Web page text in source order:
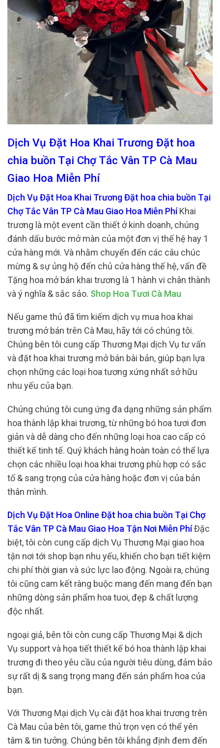
Dịch Vụ Đặt Hoa Khai Trương Đặt hoa
chia buồn Tại Chợ Tắc Vân TP Cà Mau
Giao Hoa Miễn Phí
Dịch Vụ Đặt Hoa Khai Trương Đặt hoa chia buồn Tại
Chợ Tắc Vân TP Cà Mau Giao Hoa Miễn PhíKhai
trương là một event cần thiết ở kinh doanh, chúng
đánh dấu bước mở màn của một đơn vị thế hệ hay 1
cửa hàng mới. Và nhằm chuyển đến các câu chúc
mừng & sự ủng hộ đến chủ cửa hàng thế hệ, vấn đề
Tặng hoa mở bán khai trương là 1 hành vi chân thành
và ý nghĩa & sắc sảo. Shop Hoa Tươi Cà Mau
Nếu game thủ đã tìm kiếm dịch vụ mua hoa khai
trương mở bán trên Cà Mau, hãy tới có chúng tôi.
Chúng bên tôi cung cấp Thương Mại dịch Vụ tư vấn
và đặt hoa khai trương mở bán bài bản, giúp bạn lựa
chọn những các loại hoa tương xứng nhất sở hữu
nhu yếu của bạn.
Chúng chúng tôi cung ứng đa dạng những sản phẩm
hoa thành lập khai trương, từ những bó hoa tươi đơn
giản và dễ dàng cho đến những loại hoa cao cấp có
thiết kế tinh tế. Quý khách hàng hoàn toàn có thể lựa
chọn các nhiều loại hoa khai trương phù hợp có sắc
tố & sang trọng của cửa hàng hoặc đơn vị của bản
thân mình.
Dịch Vụ Đặt Hoa Online Đặt hoa chia buồn Tại Chợ
Tắc Vân TP Cà Mau Giao Hoa Tận Nơi Miễn PhíĐặc
biệt, tôi còn cung cấp dịch Vụ Thương Mại giao hoa
tận nơi tới shop bạn nhu yếu, khiến cho bạn tiết kiệm
chi phí thời gian và sức lực lao động. Ngoài ra, chúng
tôi cũng cam kết ràng buộc mang đến mang đến bạn
những dòng sản phẩm hoa tuoi, đẹp & chất lượng
độc nhất.
ngoại giả, bên tôi còn cung cấp Thương Mại & dịch
Vụ support và họa tiết thiết kế bó hoa thành lập khai
trương đi theo yêu cầu của người tiêu dùng, đảm bảo
sự rất dị & sang trọng mang đến sản phẩm hoa của
bạn.
Với Thương Mại dịch Vụ cài đặt hoa khai trương trên
Cà Mau của bên tôi, game thủ trọn vẹn có thể yên
tâm & tin tưởng. Chúng bên tôi khẳng định đem đến